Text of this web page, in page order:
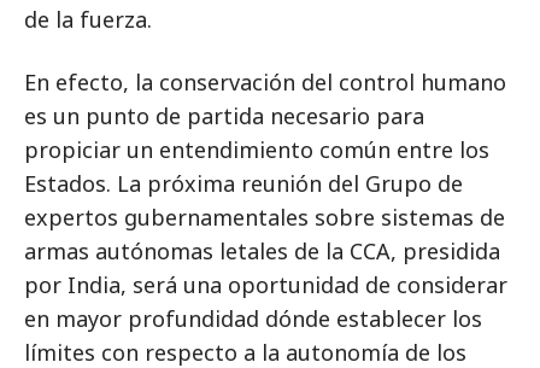
de la fuerza.
En efecto, la conservación del control humano
es un punto de partida necesario para
propiciar un entendimiento común entre los
Estados. La próxima reunión del Grupo de
expertos gubernamentales sobre sistemas de
armas autónomas letales de la CCA, presidida
por India, será una oportunidad de considerar
en mayor profundidad dónde establecer los
límites con respecto a la autonomía de los